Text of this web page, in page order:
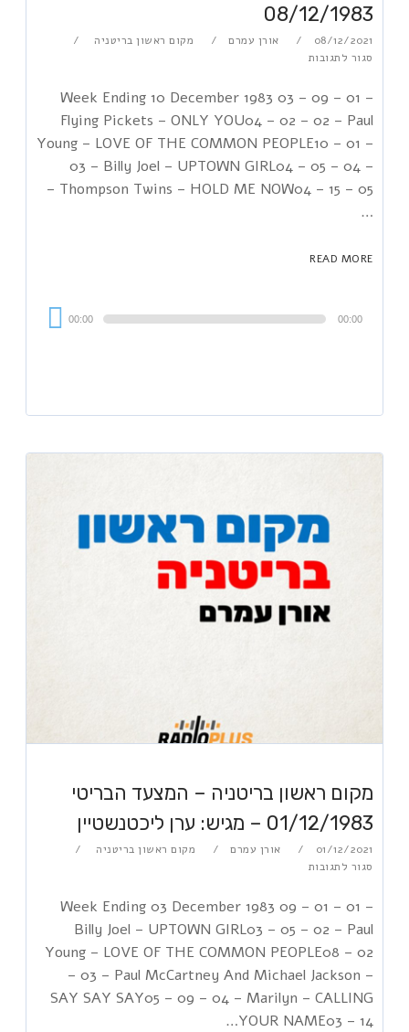
08/12/1983
08/12/2021 אורן עמרם
מקום ראשון בריטניה
סגור לתגובות
Week Ending 10 December 1983 03 – 09 – 01 –
Flying Pickets – ONLY YOU04 – 02 – 02 – Paul
Young – LOVE OF THE COMMON PEOPLE10 – 01 –
03 – Billy Joel – UPTOWN GIRL04 – 05 – 04 –
Thompson Twins – HOLD ME NOW04 – 15 – 05 –
…
READ MORE
00:00 00:00
מקום ראשון בריטניה – המצעד הבריטי
01/12/1983 – מגיש: ערן ליכטנשטיין
01/12/2021 אורן עמרם
מקום ראשון בריטניה
סגור לתגובות
Week Ending 03 December 1983 09 – 01 – 01 –
Billy Joel – UPTOWN GIRL03 – 05 – 02 – Paul
Young – LOVE OF THE COMMON PEOPLE08 – 02
– 03 – Paul McCartney And Michael Jackson –
SAY SAY SAY05 – 09 – 04 – Marilyn – CALLING
YOUR NAME03 – 14…